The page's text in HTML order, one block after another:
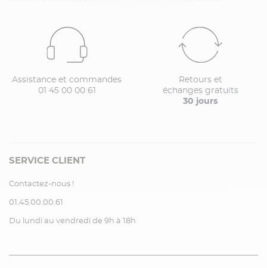
Assistance et commandes
01 45 00 00 61
Retours et
échanges gratuits
30 jours
SERVICE CLIENT
Contactez-nous !
01.45.00.00.61
Du lundi au vendredi de 9h à 18h